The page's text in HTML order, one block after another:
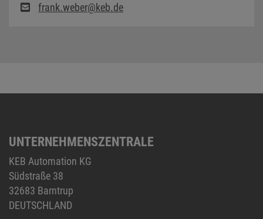
frank.weber@keb.de
UNTERNEHMENSZENTRALE
KEB Automation KG
Südstraße 38
32683 Barntrup
DEUTSCHLAND